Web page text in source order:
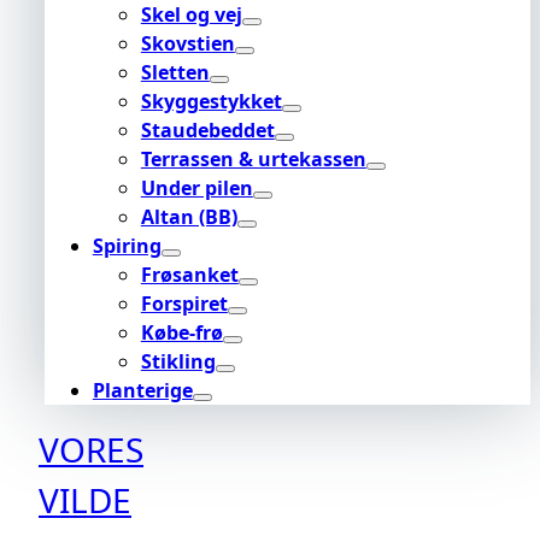
Skel og vej
Skovstien
Sletten
Skyggestykket
Staudebeddet
Terrassen & urtekassen
Under pilen
Altan (BB)
Spiring
Frøsanket
Forspiret
Købe-frø
Stikling
Planterige
VORES
VILDE